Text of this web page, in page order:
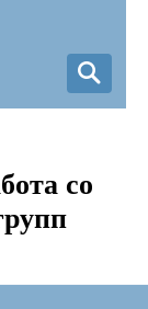
со